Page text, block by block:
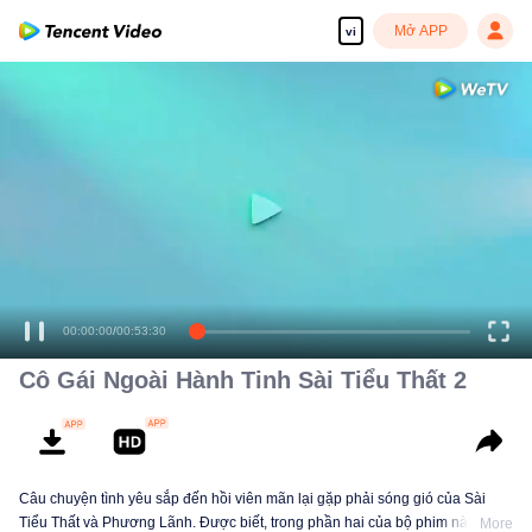
vi Mở APP
Tận hưởng những bộ phim truyền hình HD mượt mà
00:00:00/00:53:30
Cô Gái Ngoài Hành Tinh Sài Tiểu Thất 2
Câu chuyện tình yêu sắp đến hồi viên mãn lại gặp phải sóng gió của Sài
Tiểu Thất và Phương Lãnh. Được biết, trong phần hai của bộ phim này,
More